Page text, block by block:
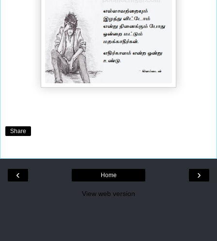
Share
‹ ›
Home
View web version